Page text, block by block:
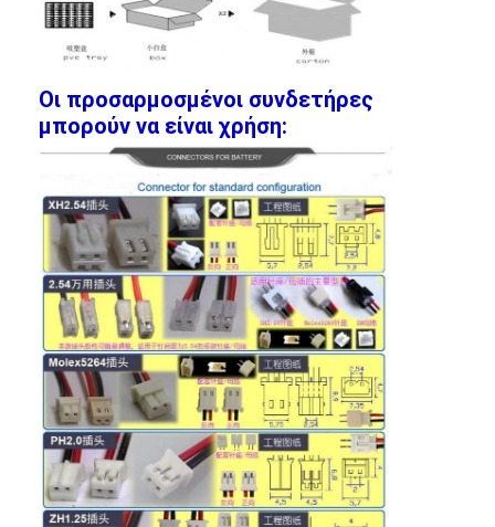
υβριδική μπαταρία αυτοκινήτων
Οι προσαρμοσμένοι συνδετήρες
μπορούν να είναι χρήση: